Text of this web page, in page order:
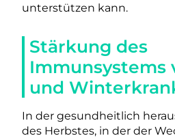
unterstützen kann.
Stärkung des
Immunsystems
und
In der gesundheitlich
des Herbstes, in der der